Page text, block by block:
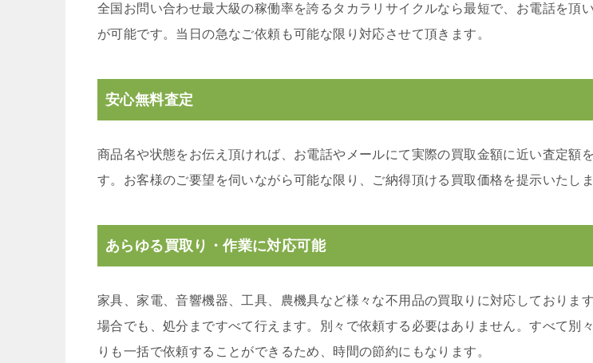
全国お問い合わせ最大級の稼働率を誇るタカラリサイクルなら最短で、お電話を頂
が可能です。当日の急なご依頼も可能な限り対応させて頂きます。
安心無料査定
商品名や状態をお伝え頂ければ、お電話やメールにて実際の買取金額に近い査定額
す。お客様のご要望を伺いながら可能な限り、ご納得頂ける買取価格を提示いたしま
あらゆる買取り・作業に対応可能
家具、家電、音響機器、工具、農機具など様々な不用品の買取りに対応しておりま
場合でも、処分まですべて行えます。別々で依頼する必要はありません。すべて別
りも一括で依頼することができるため、時間の節約にもなります。